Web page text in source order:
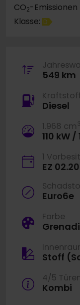
CO2-
Klasse: D
549 km
Diesel
1.968 cm 3
110 kW /
1
EZ
Euro6e
Farbe
Stoff
4/5
Kombi